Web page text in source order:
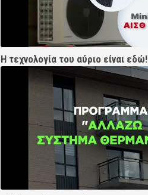
Η τεχνολογία του αύριο είναι εδώ!